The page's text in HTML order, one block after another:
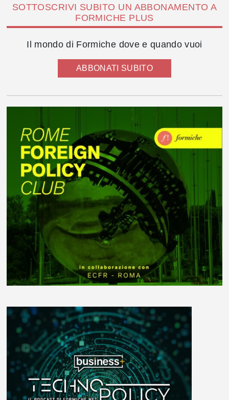
SOTTOSCRIVI SUBITO UN ABBONAMENTO A
FORMICHE PLUS
Il mondo di Formiche dove e quando vuoi
ABBONATI SUBITO